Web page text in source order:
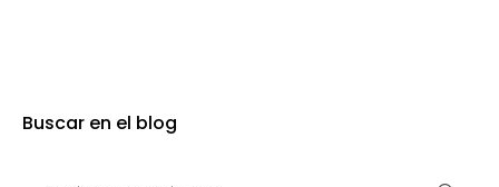
Buscar en el blog